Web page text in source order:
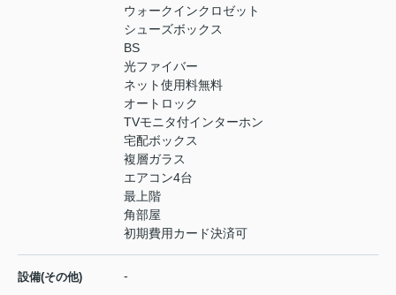
ウォークインクロゼット
シューズボックス
BS
光ファイバー
ネット使用料無料
オートロック
TVモニタ付インターホン
宅配ボックス
複層ガラス
エアコン4台
最上階
角部屋
初期費用カード決済可
設備(その他) -